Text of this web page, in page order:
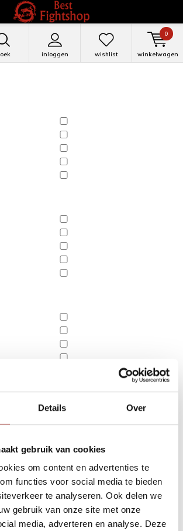
Details Over
gebruik van cookies
om content en advertenties te
functies voor social media te bieden
te analyseren. Ook delen we
gebruik van onze site met onze
media, adverteren en analyse. Deze
inloggen wishlist winkelwagen
0
Judo beschermers
Producten